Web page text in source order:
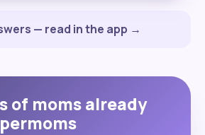
— read in the app →
of moms already